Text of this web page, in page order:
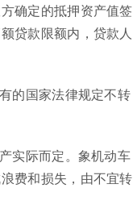
确定的抵押资产值签
贷款限额内，贷款人
的国家法律规定不转
实际而定。象机动车
费和损失，由不宜转